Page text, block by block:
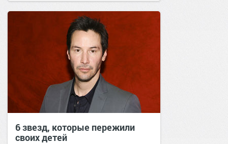
6 звезд, которые пережили
своих детей